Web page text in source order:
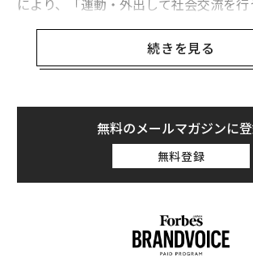
2026年9月号
最新号の購入は
健康や幸福度の向上にペットが効果的な8つの理由
により、「運動・外出して社会交流を
ことがある」と述べている。米国では、
少なくとも1匹のペットを飼っているた
ことだ。
ここでは、ペットが飼い主の心や体の
8つの理由を紹介する。
続きを見る
無料のメールマガジンに
無料登録